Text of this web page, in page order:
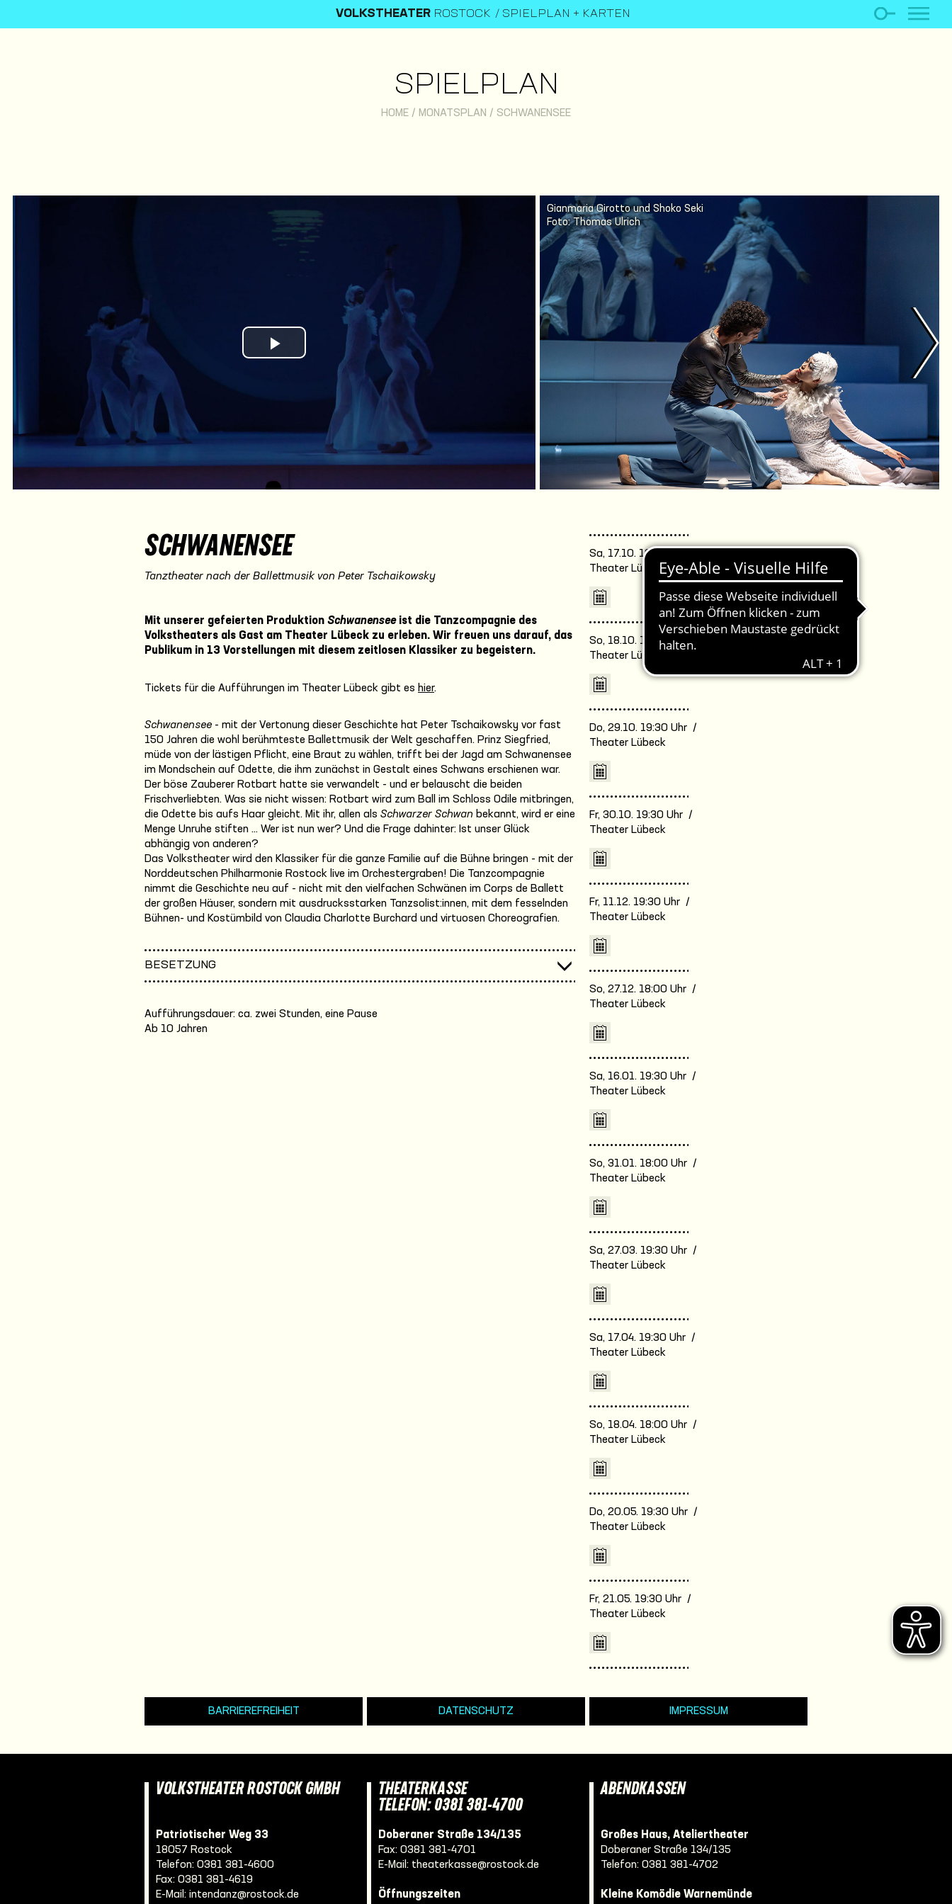
VOLKSTHEATER ROSTOCK SPIELPLAN + KARTEN
SPIELPLAN
HOME / MONATSPLAN / SCHWANENSEE
Play Video
Gianmaria Girotto und Shoko Seki
Foto: Thomas Ulrich
SCHWANENSEE
Tanztheater nach der Ballettmusik von Peter Tschaikowsky
Mit unserer gefeierten Produktion Schwanenseeist die Tanzcompagnie des
Volkstheaters als Gast am Theater Lübeck zu erleben. Wir freuen uns darauf, das
Publikum in 13 Vorstellungen mit diesem zeitlosen Klassiker zu begeistern.
Tickets für die Aufführungen im Theater Lübeck gibt es hier.
Schwanensee - mit der Vertonung dieser Geschichte hat Peter Tschaikowsky vor fast
150 Jahren die wohl berühmteste Ballettmusik der Welt geschaffen. Prinz Siegfried,
müde von der lästigen Pflicht, eine Braut zu wählen, trifft bei der Jagd am Schwanensee
im Mondschein auf Odette, die ihm zunächst in Gestalt eines Schwans erschienen war.
Der böse Zauberer Rotbart hatte sie verwandelt - und er belauscht die beiden
Frischverliebten. Was sie nicht wissen: Rotbart wird zum Ball im Schloss Odile mitbringen,
die Odette bis aufs Haar gleicht. Mit ihr, allen als Schwarzer Schwan bekannt, wird er eine
Menge Unruhe stiften … Wer ist nun wer? Und die Frage dahinter: Ist unser Glück
abhängig von anderen?
Das Volkstheater wird den Klassiker für die ganze Familie auf die Bühne bringen - mit der
Norddeutschen Philharmonie Rostock live im Orchestergraben! Die Tanzcompagnie
nimmt die Geschichte neu auf - nicht mit den vielfachen Schwänen im Corps de Ballett
der großen Häuser, sondern mit ausdrucksstarken Tanzsolist:innen, mit dem fesselnden
Bühnen- und Kostümbild von Claudia Charlotte Burchard und virtuosen Choreografien.
BESETZUNG
Aufführungsdauer: ca. zwei Stunden, eine Pause
Ab 10 Jahren
Sa, 17.10. 19:30 Uhr /
Theater Lübeck
So, 18.10. 16:00 Uhr /
Theater Lübeck
Do, 29.10. 19:30 Uhr /
Theater Lübeck
Fr, 30.10. 19:30 Uhr /
Theater Lübeck
Fr, 11.12. 19:30 Uhr /
Theater Lübeck
So, 27.12. 18:00 Uhr /
Theater Lübeck
Sa, 16.01. 19:30 Uhr /
Theater Lübeck
So, 31.01. 18:00 Uhr /
Theater Lübeck
Sa, 27.03. 19:30 Uhr /
Theater Lübeck
Sa, 17.04. 19:30 Uhr /
Theater Lübeck
So, 18.04. 18:00 Uhr /
Theater Lübeck
Do, 20.05. 19:30 Uhr /
Theater Lübeck
Fr, 21.05. 19:30 Uhr /
Theater Lübeck
BARRIEREFREIHEIT DATENSCHUTZ IMPRESSUM
VOLKSTHEATER ROSTOCK GMBH
Patriotischer Weg 33
18057 Rostock
Telefon: 0381 381-4600
Fax: 0381 381-4619
E-Mail: intendanz@rostock.de
THEATERKASSE
TELEFON: 0381 381-4700
Doberaner Straße 134/135
Fax: 0381 381-4701
E-Mail: theaterkasse@rostock.de
Öffnungszeiten
ABENDKASSEN
Großes Haus, Ateliertheater
Doberaner Straße 134/135
Telefon: 0381 381-4702
Kleine Komödie Warnemünde